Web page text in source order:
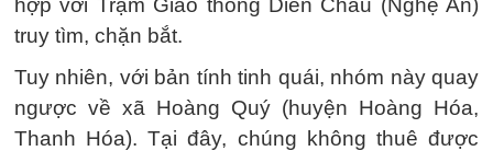
hợp với Trạm Giao thông Diễn Châu (Nghệ An)
truy tìm, chặn bắt.
Tuy nhiên, với bản tính tinh quái, nhóm này quay
ngược về xã Hoàng Quý (huyện Hoàng Hóa,
Thanh Hóa). Tại đây, chúng không thuê được